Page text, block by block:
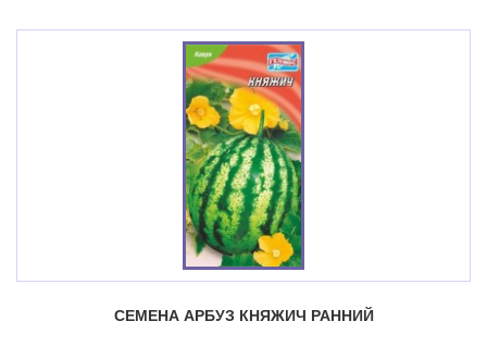
СЕМЕНА АРБУЗ КНЯЖИЧ РАННИЙ